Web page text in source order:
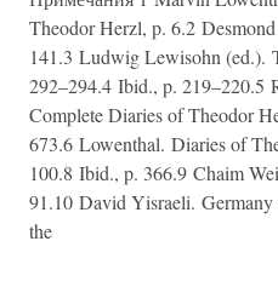
Theodor Herzl, p. 6.2
141.3 Ludwig Lewisohn (ed.).
292–294.4 Ibid., p. 219–220.5
Complete Diaries of Theodor
673.6 Lowenthal. Diaries of
100.8 Ibid., p. 366.9 Chaim
91.10 David Yisraeli.
the